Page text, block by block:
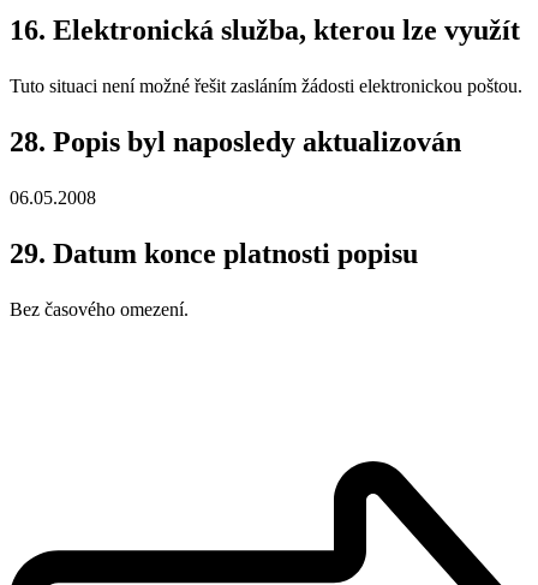
16. Elektronická služba, kterou lze využít
Tuto situaci není možné řešit zasláním žádosti elektronickou poštou.
28. Popis byl naposledy aktualizován
06.05.2008
29. Datum konce platnosti popisu
Bez časového omezení.